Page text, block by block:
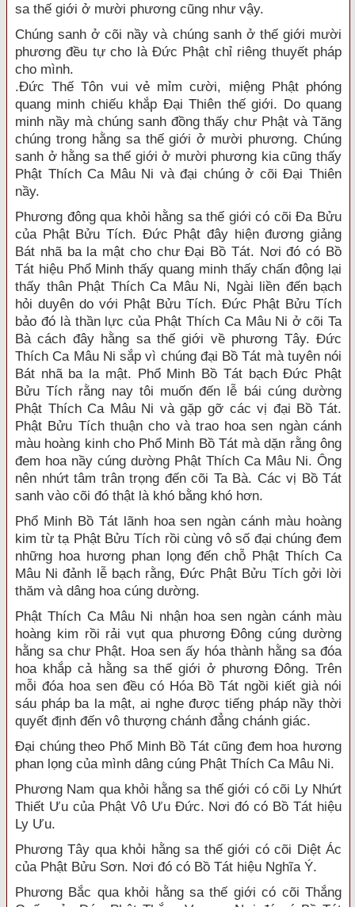
sa thế giới ở mười phương cũng như vậy.
Chúng sanh ở cõi nầy và chúng sanh ở thế giới mười
phương đều tự cho là Đức Phật chỉ riêng thuyết pháp
cho mình.
.Đức Thế Tôn vui vẻ mỉm cười, miệng Phật phóng
quang minh chiếu khắp Đại Thiên thế giới. Do quang
minh nầy mà chúng sanh đồng thấy chư Phật và Tăng
chúng trong hằng sa thế giới ở mười phương. Chúng
sanh ở hằng sa thế giới ở mười phương kia cũng thấy
Phật Thích Ca Mâu Ni và đại chúng ở cõi Đại Thiên
nầy.
Phương đông qua khỏi hằng sa thế giới có cõi Đa Bửu
của Phật Bửu Tích. Đức Phật đây hiện đương giảng
Bát nhã ba la mật cho chư Đại Bồ Tát. Nơi đó có Bồ
Tát hiệu Phổ Minh thấy quang minh thấy chấn động lại
thấy thân Phật Thích Ca Mâu Ni, Ngài liền đến bạch
hỏi duyên do với Phật Bửu Tích. Đức Phật Bửu Tích
bảo đó là thần lực của Phật Thích Ca Mâu Ni ở cõi Ta
Bà cách đây hằng sa thế giới về phương Tây. Đức
Thích Ca Mâu Ni sắp vì chúng đại Bồ Tát mà tuyên nói
Bát nhã ba la mật. Phổ Minh Bồ Tát bạch Đức Phật
Bửu Tích rằng nay tôi muốn đến lễ bái cúng dường
Phật Thích Ca Mâu Ni và gặp gỡ các vị đại Bồ Tát.
Phật Bửu Tích thuận cho và trao hoa sen ngàn cánh
màu hoàng kinh cho Phổ Minh Bồ Tát mà dặn rằng ông
đem hoa nầy cúng dường Phật Thích Ca Mâu Ni. Ông
nên nhứt tâm trân trọng đến cõi Ta Bà. Các vị Bồ Tát
sanh vào cõi đó thật là khó bằng khó hơn.
Phổ Minh Bồ Tát lãnh hoa sen ngàn cánh màu hoàng
kim từ tạ Phật Bửu Tích rồi cùng vô số đại chúng đem
những hoa hương phan lọng đến chỗ Phật Thích Ca
Mâu Ni đảnh lễ bạch rằng, Đức Phật Bửu Tích gởi lời
thăm và dâng hoa cúng dường.
Phật Thích Ca Mâu Ni nhận hoa sen ngàn cánh màu
hoàng kim rồi rải vụt qua phương Đông cúng dường
hằng sa chư Phật. Hoa sen ấy hóa thành hằng sa đóa
hoa khắp cả hằng sa thế giới ở phương Đông. Trên
mỗi đóa hoa sen đều có Hóa Bồ Tát ngồi kiết già nói
sáu pháp ba la mật, ai nghe được tiếng pháp nầy thời
quyết định đến vô thượng chánh đẳng chánh giác.
Đại chúng theo Phổ Minh Bồ Tát cũng đem hoa hương
phan lọng của mình dâng cúng Phật Thích Ca Mâu Ni.
Phương Nam qua khỏi hằng sa thế giới có cõi Ly Nhứt
Thiết Ưu của Phật Vô Ưu Đức. Nơi đó có Bồ Tát hiệu
Ly Ưu.
Phương Tây qua khỏi hằng sa thế giới có cõi Diệt Ác
của Phật Bửu Sơn. Nơi đó có Bồ Tát hiệu Nghĩa Ý.
Phương Bắc qua khỏi hằng sa thế giới có cõi Thắng